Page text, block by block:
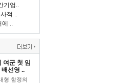
기업..
적 ..
에 ..
여군 첫 임
선영 ..
형 함정의